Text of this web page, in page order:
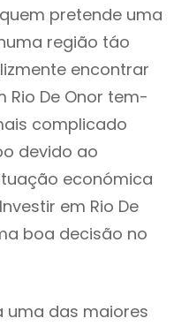
pretende uma
região táo
encontrar
Rio De Onor tem-
complicado
devido ao
económica
em Rio De
boa decisão no
uma das maiores